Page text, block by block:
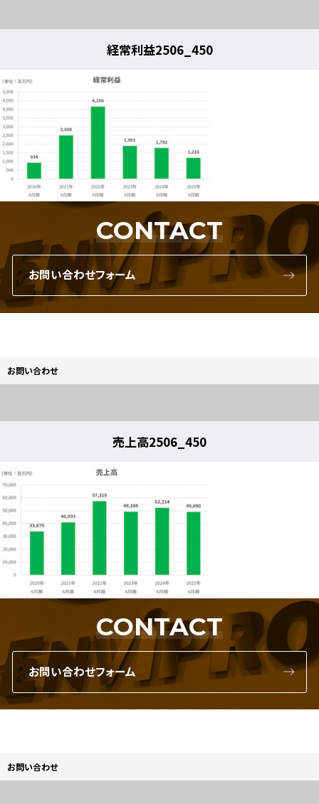
経常利益2506_450
CONTACT
お問い合わせフォーム
お問い合わせ
売上高2506_450
CONTACT
お問い合わせフォーム
お問い合わせ